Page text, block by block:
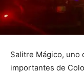
Salitre Mágico, uno
importantes de